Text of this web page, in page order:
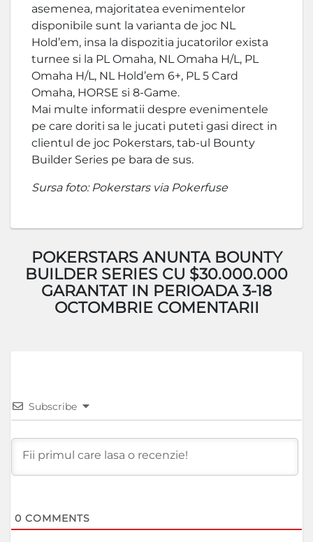
asemenea, majoritatea evenimentelor
disponibile sunt la varianta de joc NL
Hold’em, insa la dispozitia jucatorilor exista
turnee si la PL Omaha, NL Omaha H/L, PL
Omaha H/L, NL Hold’em 6+, PL 5 Card
Omaha, HORSE si 8-Game.
Mai multe informatii despre evenimentele
pe care doriti sa le jucati puteti gasi direct in
clientul de joc Pokerstars, tab-ul Bounty
Builder Series pe bara de sus.
Sursa foto: Pokerstars via Pokerfuse
POKERSTARS ANUNTA BOUNTY
BUILDER SERIES CU $30.000.000
GARANTAT IN PERIOADA 3-18
OCTOMBRIE COMENTARII
Subscribe
0 COMMENTS